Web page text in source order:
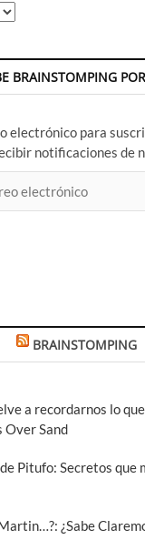
BRAINSTOMPING
electrónico para
notificaciones de
BRAINSTOMPING
a recordarnos lo
Over Sand
Pitufo: Secretos que
¿Sabe